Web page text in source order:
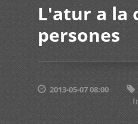
L'atur a la
persones
2013-05-07 08:00